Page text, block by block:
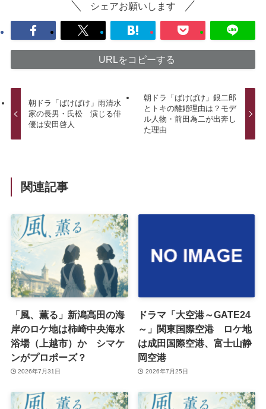
シェアお願いします
URLをコピーする
朝ドラ「ばけばけ」雨清水
家の長男・氏松 演じる俳
優は安田啓人
朝ドラ「ばけばけ」銀二郎
とトキの離婚理由は？モデ
ル人物・前田為二が出奔し
た理由
関連記事
「風、薫る」新潟高田の海
岸のロケ地は柿崎中央海水
浴場（上越市）か シマケ
ンがプロポーズ？
2026年7月31日
ドラマ「大空港～GATE24
～」関東国際空港 ロケ地
は成田国際空港、富士山静
岡空港
2026年7月25日